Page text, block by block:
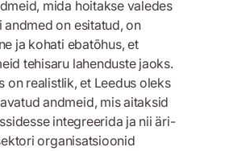
mida hoitakse valedes
andmed on esitatud, on
ja kohati ebatõhus, et
tehisaru lahenduste jaoks.
on realistlik, et Leedus oleks
andmeid, mis aitaksid
integreerida ja nii äri-
organisatsioonid